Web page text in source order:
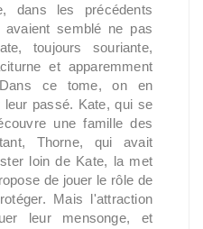
dans les précédents
semblé ne pas
toujours souriante,
et apparemment
ce tome, on en
passé. Kate, qui se
une famille des
Thorne, qui avait
loin de Kate, la met
de jouer le rôle de
Mais l'attraction
leur mensonge, et